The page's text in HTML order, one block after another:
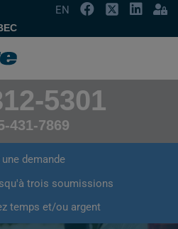
EN
5301
431-7869
demande
trois soumissions
temps et/ou argent